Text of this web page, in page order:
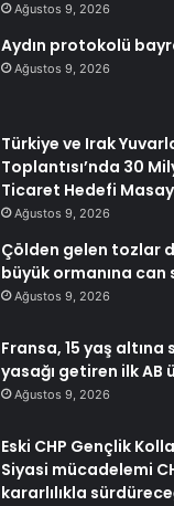
Ağustos 9, 2026
Aydın protokolü
Ağustos 9, 2026
Türkiye ve Irak
Toplantısı’nda 30
Ticaret Hedefi
Ağustos 9, 2026
Çölden gelen tozlar
büyük ormanına can
Ağustos 9, 2026
Fransa, 15 yaş
yasağı getiren ilk AB
Ağustos 9, 2026
Eski CHP Gençlik
Siyasi mücadelemi
kararlılıkla